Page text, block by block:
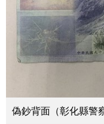
偽鈔背面（彰化縣警